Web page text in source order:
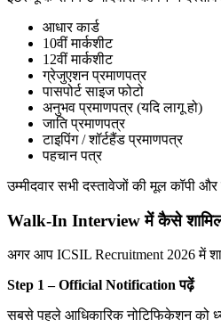
आधार कार्ड
10वीं मार्कशीट
12वीं मार्कशीट
ग्रेजुएशन प्रमाणपत्र
पासपोर्ट साइज फोटो
अनुभव प्रमाणपत्र (यदि लागू हो)
जाति प्रमाणपत्र
टाइपिंग / शॉर्टहैंड प्रमाणपत्र
पहचान पत्र
उम्मीदवार सभी दस्तावेजों की मूल कॉपी
Walk-In Interview में कैसे शामिल
अगर आप ICSIL Recruitment 2026 में
Step 1 – Official Notification पढ़ें
सबसे पहले आधिकारिक नोटिफिकेशन को